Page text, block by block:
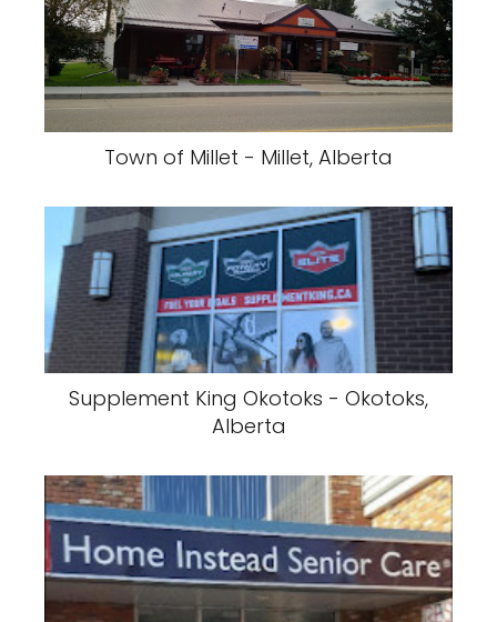
Town of Millet - Millet, Alberta
Supplement King Okotoks - Okotoks,
Alberta